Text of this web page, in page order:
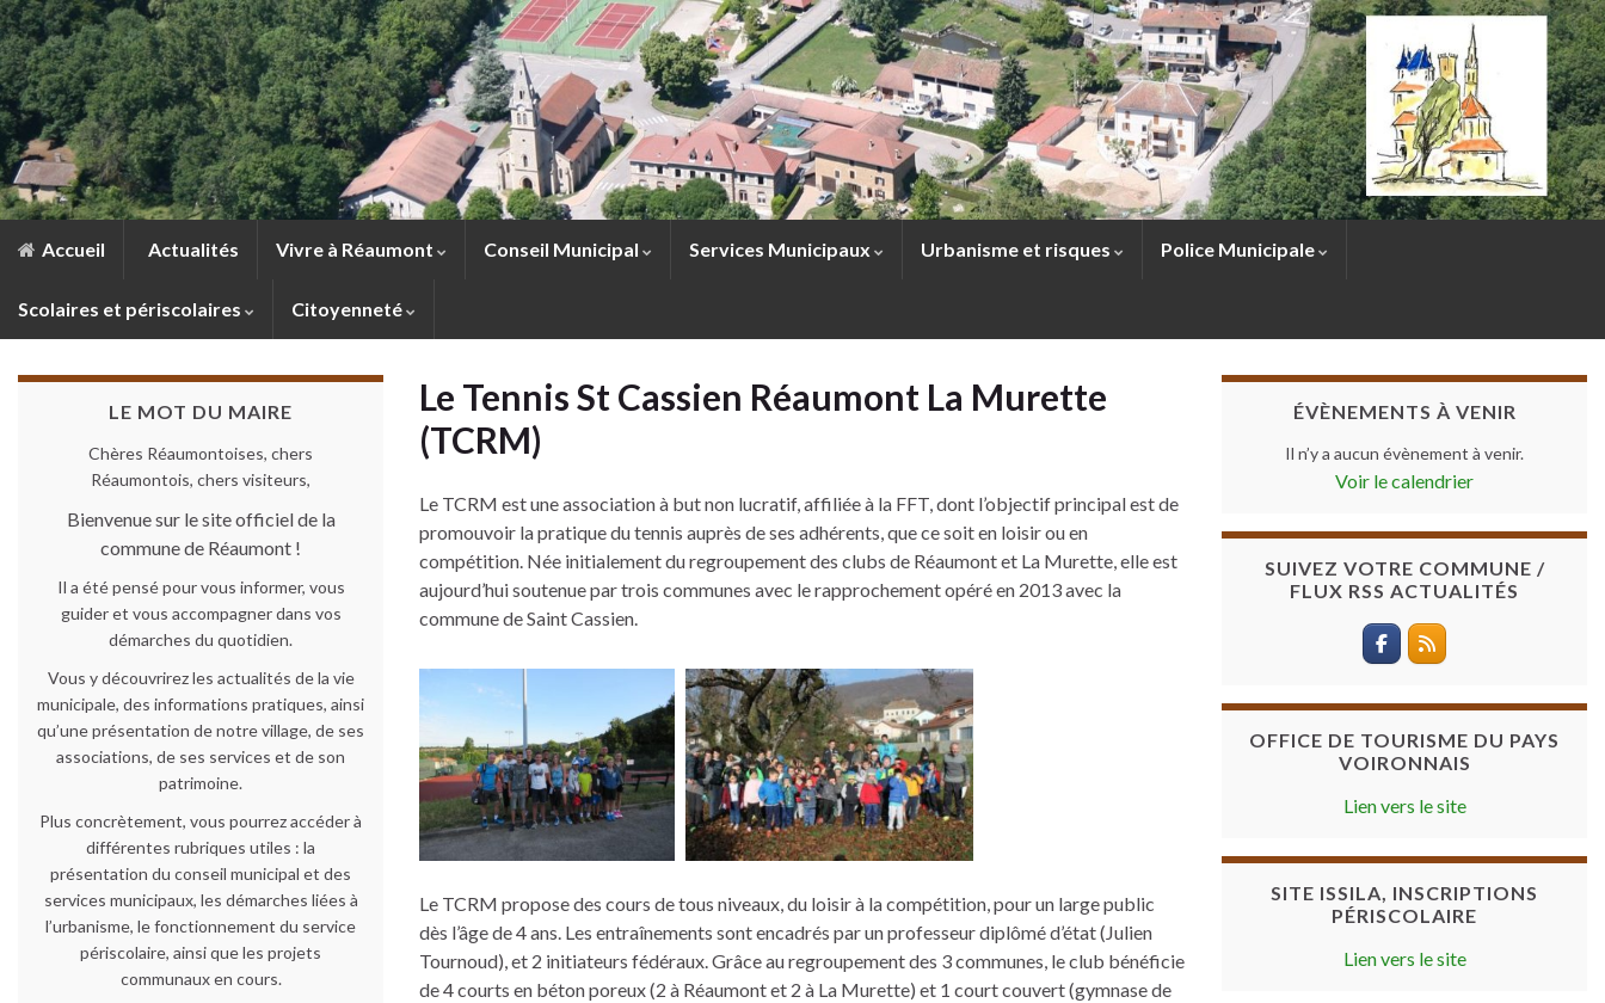
Accueil Actualités Vivre à Réaumont Conseil Municipal Services Municipaux Urbanisme et risques Police Municipale
Scolaires et périscolaires Citoyenneté
Le Tennis St Cassien Réaumont La Murette
(TCRM)
Le TCRM est une association à but non lucratif, affiliée à la FFT, dont l’objectif principal est de
promouvoir la pratique du tennis auprès de ses adhérents, que ce soit en loisir ou en
compétition. Née initialement du regroupement des clubs de Réaumont et La Murette, elle est
aujourd’hui soutenue par trois communes avec le rapprochement opéré en 2013 avec la
commune de Saint Cassien.
Le TCRM propose des cours de tous niveaux, du loisir à la compétition, pour un large public
dès l’âge de 4 ans. Les entraînements sont encadrés par un professeur diplômé d’état (Julien
Tournoud), et 2 initiateurs fédéraux. Grâce au regroupement des 3 communes, le club bénéficie
de 4 courts en béton poreux (2 à Réaumont et 2 à La Murette) et 1 court couvert (gymnase de
LE MOT DU MAIRE
Chères Réaumontoises, chers
Réaumontois, chers visiteurs,
Bienvenue sur le site officiel de la
commune de Réaumont !
Il a été pensé pour vous informer, vous
guider et vous accompagner dans vos
démarches du quotidien.
Vous y découvrirez les actualités de la vie
municipale, des informations pratiques, ainsi
qu’une présentation de notre village, de ses
associations, de ses services et de son
patrimoine.
Plus concrètement, vous pourrez accéder à
différentes rubriques utiles : la
présentation du conseil municipal et des
services municipaux, les démarches liées à
l’urbanisme, le fonctionnement du service
périscolaire, ainsi que les projets
communaux en cours.
ÉVÈNEMENTS À VENIR
Il n’y a aucun évènement à venir.
Voir le calendrier
SUIVEZ VOTRE COMMUNE /
FLUX RSS ACTUALITÉS
OFFICE DE TOURISME DU PAYS
VOIRONNAIS
Lien vers le site
SITE ISSILA, INSCRIPTIONS
PÉRISCOLAIRE
Lien vers le site